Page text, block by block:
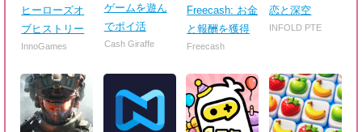
ヒーローズオ
ブヒストリー
InnoGames
ゲームを遊ん
でポイ活
Cash Giraffe
Freecash: お金
と報酬を獲得
Freecash
恋と深空
INFOLD PTE